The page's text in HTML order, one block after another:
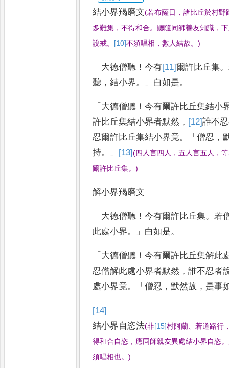
結小界羯磨文(若布薩日 ，諸比丘於村野
多難集 ，不得和合。聽隨同師善友知識 ，
說戒。 [10]不須唱相 ，數人結故。)
「 大德僧聽 ！今有[11]爾許比丘集。
聽 ，結小界。」 白如是。
「 大德僧聽 ！今有爾許比丘集結小
許比丘集結小界者默然 ， [12]誰不
忍爾許比丘集結小界竟。「僧忍 ，
持。」 [13](四人言四人 ，五人言五人 ，
爾許比丘集。)
解小界羯磨文
「 大德僧聽 ！今有爾許比丘集。 若
此處小界。」 白如是。
「 大德僧聽 ！今有爾許比丘集解此
忍僧解此處小界者默然 ，誰不忍者
處小界竟。「僧忍 ，默然故 ， 是事
[14]
結小界自恣法(非[15]村阿蘭 、若道路行
得和合自恣 ， 應同師親友異處結小界自恣。
須唱相也。)